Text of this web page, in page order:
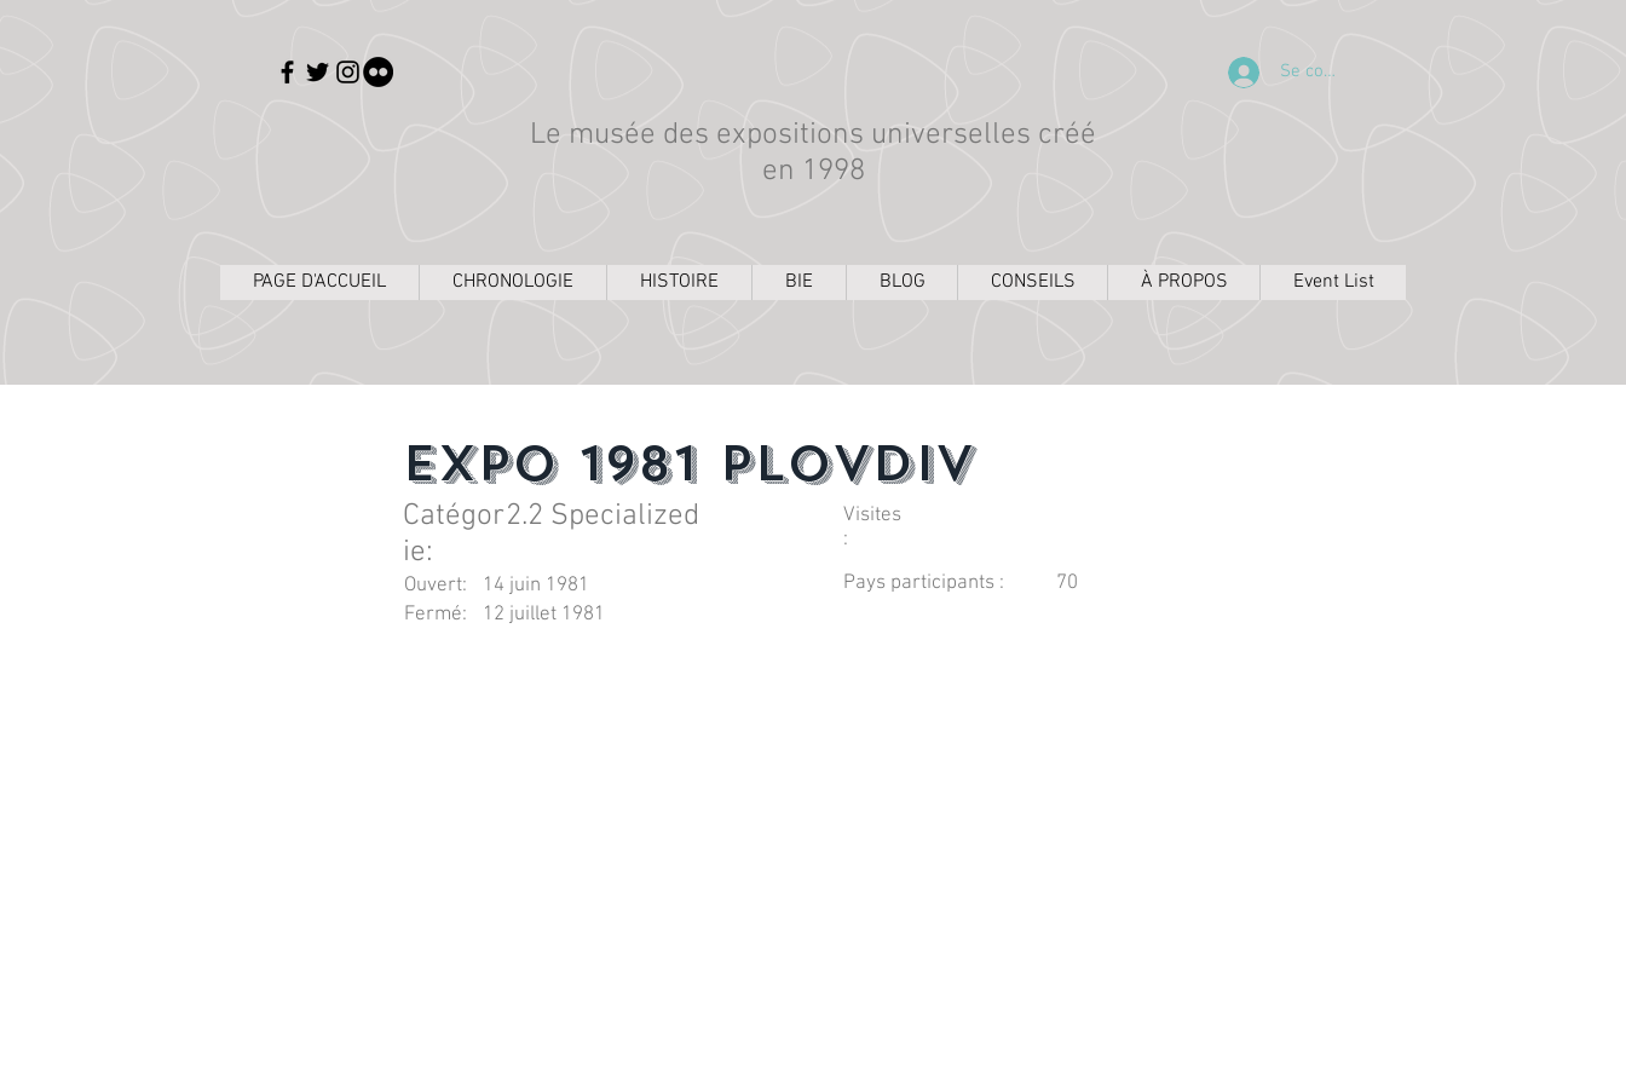
Le musée des expositions universelles créé
en 1998
Se connecter
PAGE D'ACCUEIL CHRONOLOGIE HISTOIRE BIE BLOG CONSEILS À PROPOS Event List
Expo 1981 Plovdiv
Catégor
ie:
2.2 Specialized
Visites
:
Ouvert:
14 juin 1981
Fermé:
12 juillet 1981
Pays participants : 70